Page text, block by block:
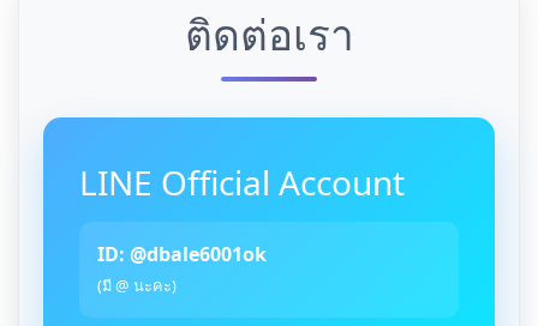
ติดต่อเรา
LINE Official Account
ID: @dbale6001ok
(มี @ นะคะ)